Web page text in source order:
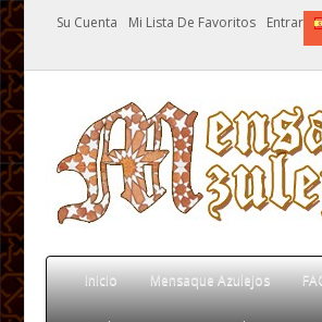
Su Cuenta Mi Lista De Favoritos Entrar
Inicio Mensaque Azulejos